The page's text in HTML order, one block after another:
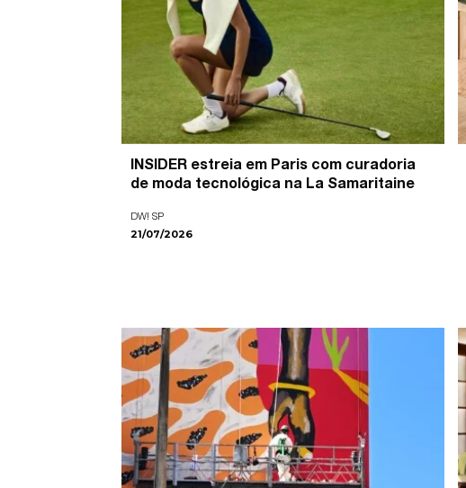
INSIDER estreia em Paris com curadoria
de moda tecnológica na La Samaritaine
DW! SP
21/07/2026